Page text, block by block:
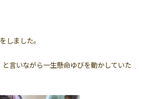
しました。
と言いながら一生懸命ゆびを動かしていた